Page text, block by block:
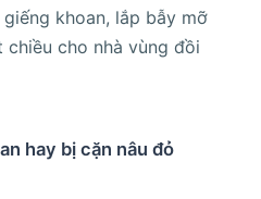
khoan, lắp bẫy mỡ
cho nhà vùng đồi
hay bị cặn nâu đỏ